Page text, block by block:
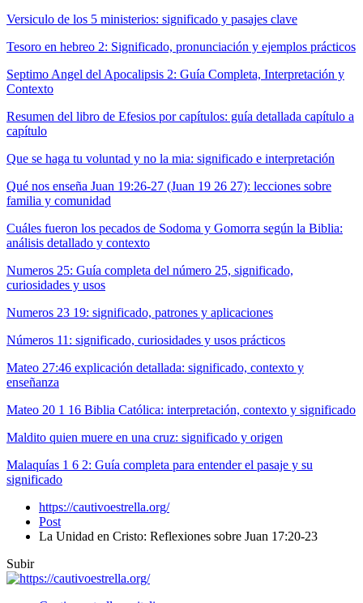
Versiculo de los 5 ministerios: significado y pasajes clave
Tesoro en hebreo 2: Significado, pronunciación y ejemplos prácticos
Septimo Angel del Apocalipsis 2: Guía Completa, Interpretación y
Contexto
Resumen del libro de Efesios por capítulos: guía detallada capítulo a
capítulo
Que se haga tu voluntad y no la mia: significado e interpretación
Qué nos enseña Juan 19:26-27 (Juan 19 26 27): lecciones sobre
familia y comunidad
Cuáles fueron los pecados de Sodoma y Gomorra según la Biblia:
análisis detallado y contexto
Numeros 25: Guía completa del número 25, significado,
curiosidades y usos
Numeros 23 19: significado, patrones y aplicaciones
Números 11: significado, curiosidades y usos prácticos
Mateo 27:46 explicación detallada: significado, contexto y
enseñanza
Mateo 20 1 16 Biblia Católica: interpretación, contexto y significado
Maldito quien muere en una cruz: significado y origen
Malaquías 1 6 2: Guía completa para entender el pasaje y su
significado
https://cautivoestrella.org/
Post
La Unidad en Cristo: Reflexiones sobre Juan 17:20-23
Subir